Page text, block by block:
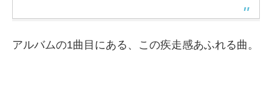
アルバムの1曲目にある、この疾走感あふれる曲。